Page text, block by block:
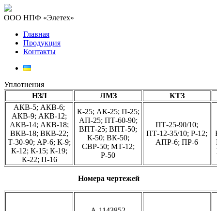
ООО НПФ «Элетех»
Главная
Продукция
Контакты
Уплотнения
НЗЛ
ЛМЗ
КТЗ
АКВ-5; АКВ-6;
АКВ-9; АКВ-12;
АКВ-14; АКВ-18;
ВКВ-18; ВКВ-22;
Т-30-90; АР-6; К-9;
К-12; К-15; К-19;
К-22; П-16
К-25; АК-25; П-25;
АП-25; ПТ-60-90;
ВПТ-25; ВПТ-50;
К-50; ВК-50;
СВР-50; МТ-12;
Р-50
ПТ-25-90/10;
ПТ-12-35/10; Р-12;
АПР-6; ПР-6
Номера чертежей